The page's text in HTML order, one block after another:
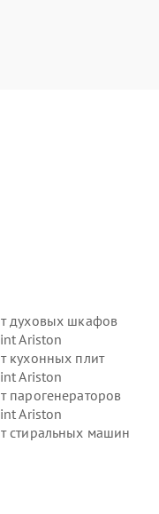
духовых шкафов
Ariston
кухонных плит
Ariston
парогенераторов
Ariston
стиральных машин
Ariston